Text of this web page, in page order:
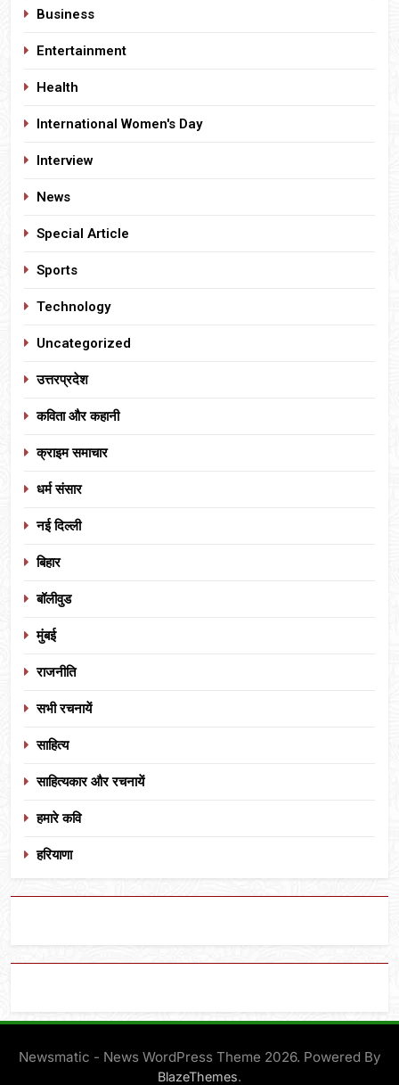
Business
Entertainment
Health
International Women's Day
Interview
News
Special Article
Sports
Technology
Uncategorized
उत्तरप्रदेश
कविता और कहानी
क्राइम समाचार
धर्म संसार
नई दिल्ली
बिहार
बॉलीवुड
मुंबई
राजनीति
सभी रचनायें
साहित्य
साहित्यकार और रचनायें
हमारे कवि
हरियाणा
Newsmatic - News WordPress Theme 2026. Powered By
BlazeThemes.